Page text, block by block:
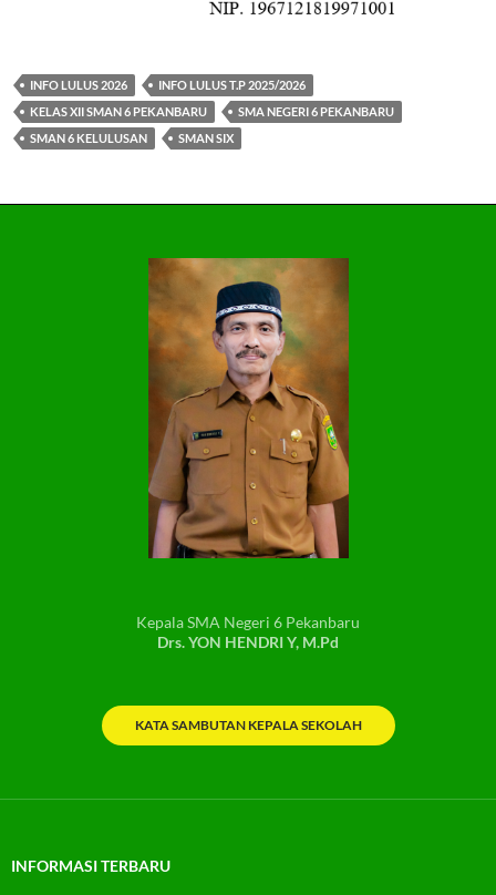
INFO LULUS 2026
INFO LULUS T.P 2025/2026
KELAS XII SMAN 6 PEKANBARU
SMA NEGERI 6 PEKANBARU
SMAN 6 KELULUSAN
SMAN SIX
Kepala SMA Negeri 6 Pekanbaru
Drs. YON HENDRI Y, M.Pd
KATA SAMBUTAN KEPALA SEKOLAH
INFORMASI TERBARU